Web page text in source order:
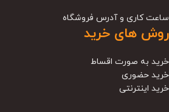
ساعت کاری و آدرس فروشگاه
روش های خرید
خرید به صورت اقساط
خرید حضوری
خرید اینترنتی